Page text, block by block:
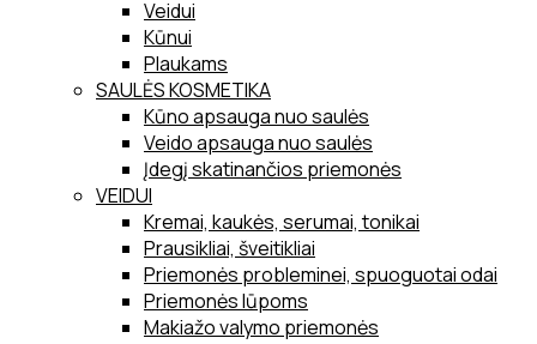
Veidui
Kūnui
Plaukams
SAULĖS KOSMETIKA
Kūno apsauga nuo saulės
Veido apsauga nuo saulės
Įdegį skatinančios priemonės
VEIDUI
Kremai, kaukės, serumai, tonikai
Prausikliai, šveitikliai
Priemonės probleminei, spuoguotai odai
Priemonės lūpoms
Makiažo valymo priemonės